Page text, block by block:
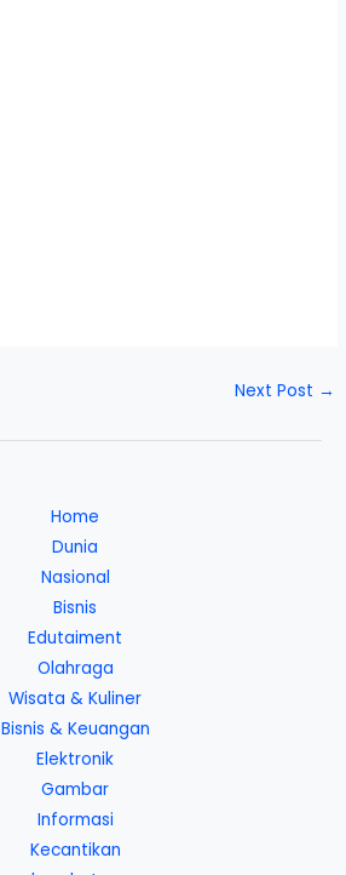
Next Post →
Home
Dunia
Nasional
Bisnis
Edutaiment
Olahraga
Wisata & Kuliner
Bisnis & Keuangan
Elektronik
Gambar
Informasi
Kecantikan